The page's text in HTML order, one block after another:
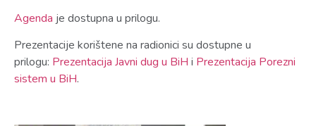
Agenda je dostupna u prilogu.
Prezentacije korištene na radionici su dostupne u
prilogu: Prezentacija Javni dug u BiH i Prezentacija Porezni
sistem u BiH.